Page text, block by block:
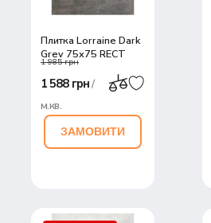
Плитка Lorraine Dark
Grey 75х75 RECT
1 985 грн
1 588 грн/
м.кв.
ЗАМОВИТИ